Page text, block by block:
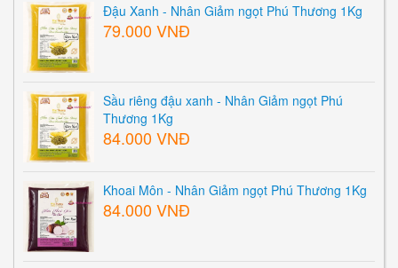
Đậu Xanh - Nhân Giảm ngọt Phú Thương 1Kg
79.000 VNĐ
Sầu riêng đậu xanh - Nhân Giảm ngọt Phú
Thương 1Kg
84.000 VNĐ
Khoai Môn - Nhân Giảm ngọt Phú Thương 1Kg
84.000 VNĐ